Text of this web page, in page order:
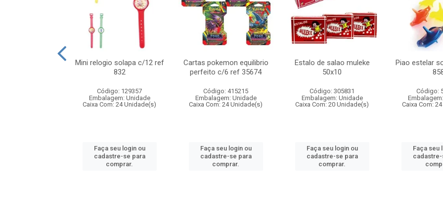
Mini relogio solapa c/12 ref
832
Código: 129357
Embalagem: Unidade
Caixa Com: 24 Unidade(s)
Faça seu login ou
cadastre-se para
comprar.
Cartas pokemon equilibrio
perfeito c/6 ref 35674
Código: 415215
Embalagem: Unidade
Caixa Com: 24 Unidade(s)
Faça seu login ou
cadastre-se para
comprar.
Estalo de salao muleke
50x10
Código: 305831
Embalagem: Unidade
Caixa Com: 20 Unidade(s)
Faça seu login ou
cadastre-se para
comprar.
Piao estelar
Código:
Caixa Com:
Faça seu